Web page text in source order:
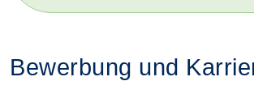
Bewerbung und